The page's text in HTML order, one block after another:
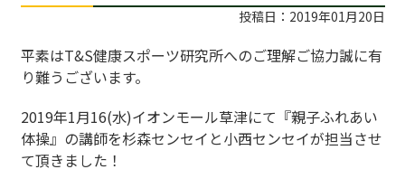
投稿日：2019年01月20日
平素はT&S健康スポーツ研究所へのご理解ご協力誠に有
り難うございます。
2019年1月16(水)イオンモール草津にて『親子ふれあい
体操』の講師を杉森センセイと小西センセイが担当させ
て頂きました！